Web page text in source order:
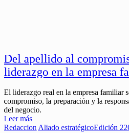
Del apellido al
liderazgo en la empresa
El liderazgo real en la empresa familiar
compromiso, la preparación y la
del negocio.
Leer más
RedaccionAliado estratégicoEdición